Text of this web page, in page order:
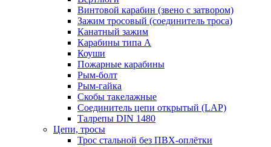
Винтовой карабин (звено с затвором)
Зажим тросовый (соединитель троса)
Канатный зажим
Карабины типа А
Коуши
Пожарные карабины
Рым-болт
Рым-гайка
Скобы такелажные
Соединитель цепи открытый (LAP)
Талрепы DIN 1480
Цепи, тросы
Трос стальной без ПВХ-оплётки